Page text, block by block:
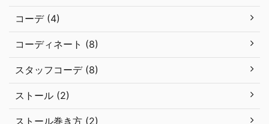
コーデ (4)
コーディネート (8)
スタッフコーデ (8)
ストール (2)
ストール巻き方 (2)